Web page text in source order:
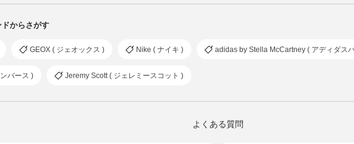
からさがす
GEOX ( ジェオックス ) Nike ( ナイキ ) adidas by Stella McCartney ( アディダス
バース ) Jeremy Scott ( ジェレミースコット )
よくある質問